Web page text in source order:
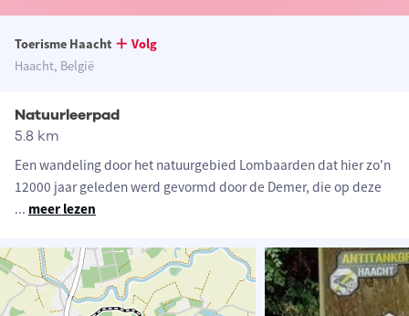
Toerisme Haacht
Volg
Haacht, België
Natuurleerpad
5.8 km
Een wandeling door het natuurgebied Lombaarden dat hier zo'n
12000 jaar geleden werd gevormd door de Demer, die op deze
... meer lezen